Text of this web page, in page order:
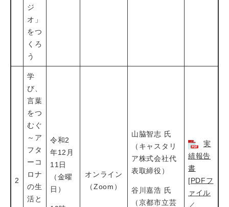
ジ
オ」
をつ
くろ
う
2
学
び、
言葉
をつ
むぐ
～ア
フタ
ーコ
ロナ
の生
活と
令和2
年12月
11日
（金曜
日）
オンライン
（Zoom）
山脇智志 氏
（キャスタリ
ア株式会社代
表取締役）
谷川嘉浩 氏
（京都市立芸
実
績報告
書
[PDFフ
ァイル
／